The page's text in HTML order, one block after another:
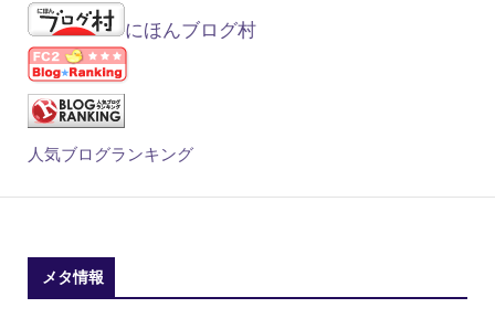
にほんブログ村
人気ブログランキング
メタ情報